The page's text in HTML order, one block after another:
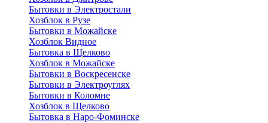
Бытовки в Электростали
Хозблок в Рузе
Бытовки в Можайске
Хозблок Видное
Бытовкa в Щелково
Хозблок в Можайске
Бытовки в Воскресенске
Бытовки в Электроуглях
Бытовки в Коломне
Хозблок в Щелково
Бытовка в Наро-Фоминске